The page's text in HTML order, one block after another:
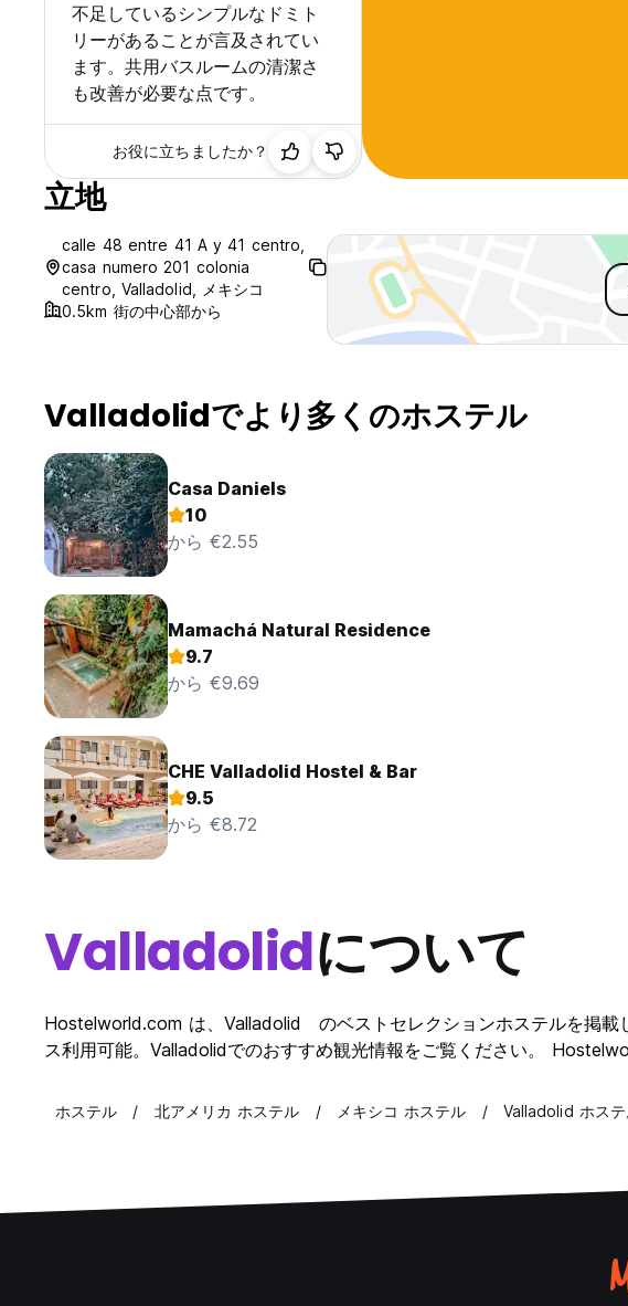
不足しているシンプルなドミト
リーがあることが言及されてい
ます。共用バスルームの清潔さ
も改善が必要な点です。
お役に立ちましたか？
立地
calle 48 entre 41 A y 41 centro,
casa numero 201 colonia
centro, Valladolid, メキシコ
0.5km 街の中心部から
Valladolidでより多くのホステル
Casa Daniels
10
から €2.55
Mamachá Natural Residence
9.7
から €9.69
CHE Valladolid Hostel & Bar
9.5
から €8.72
Valladolidについて
Hostelworld.com は、Valladolid のベストセレクションホステルを掲載
ス利用可能。Valladolidでのおすすめ観光情報をご覧ください。
ホステル 北アメリカ ホステル メキシコ ホステル Valladolid ホス